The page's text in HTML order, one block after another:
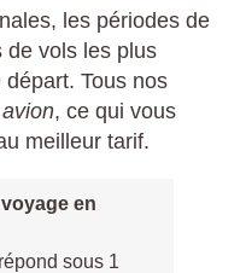
les périodes de
de vols les plus
Tous nos
, ce qui vous
meilleur tarif.
en
sous 1